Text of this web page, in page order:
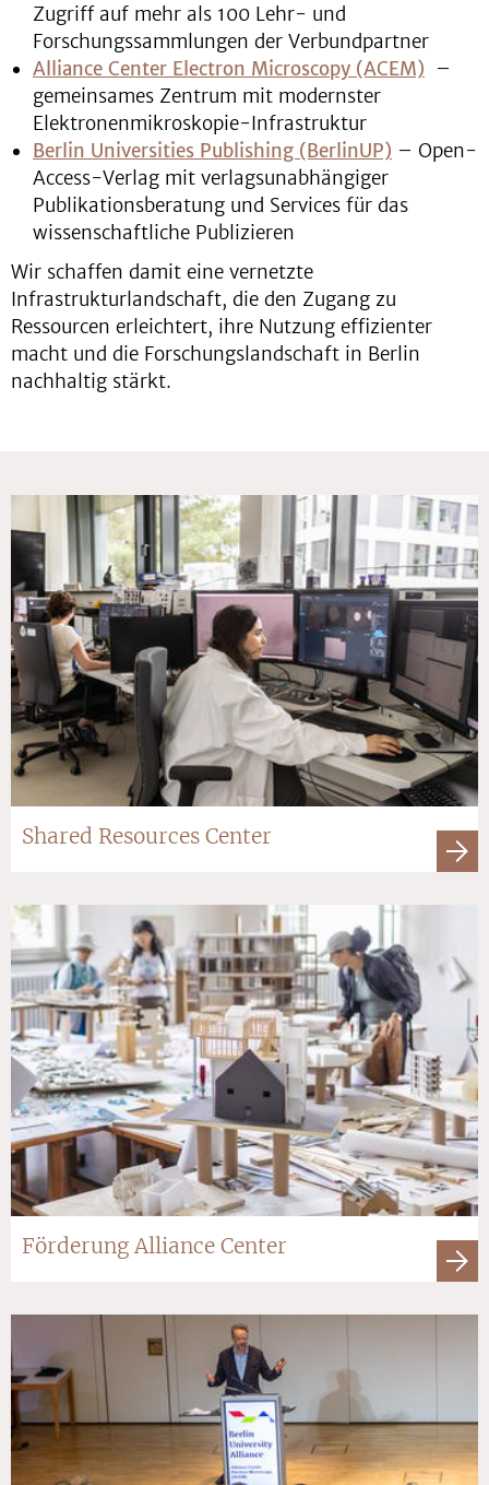
Zugriff auf mehr als 100 Lehr- und
Forschungssammlungen der Verbundpartner
Alliance Center Electron Microscopy (ACEM) –
gemeinsames Zentrum mit modernster
Elektronenmikroskopie-Infrastruktur
Berlin Universities Publishing (BerlinUP) – Open-
Access-Verlag mit verlagsunabhängiger
Publikationsberatung und Services für das
wissenschaftliche Publizieren
Wir schaffen damit eine vernetzte
Infrastrukturlandschaft, die den Zugang zu
Ressourcen erleichtert, ihre Nutzung effizienter
macht und die Forschungslandschaft in Berlin
nachhaltig stärkt.
Shared Resources Center
Förderung Alliance Center